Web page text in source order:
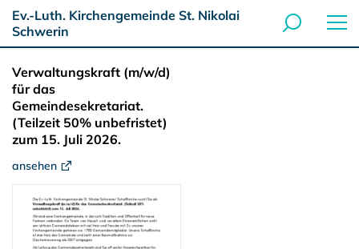
Ev.-Luth. Kirchengemeinde St. Nikolai
Schwerin
Verwaltungskraft (m/w/d)
für das
Gemeindesekretariat.
(Teilzeit 50% unbefristet)
zum 15. Juli 2026.
ansehen